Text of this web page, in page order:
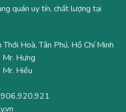
quán uy tín, chất lượng tại
Hoà, Tân Phú, Hồ Chí Minh
Mr. Hưng
Mr. Hiếu